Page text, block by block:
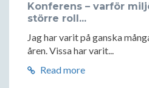
Konferens – varför
större roll...
Jag har varit på ganska
åren. Vissa har varit...
Read more